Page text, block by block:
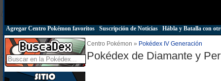
Agregar Centro Pokémon favoritos| Suscripción de Noticias| Hábla y Batalla con
Centro Pokémon » Pokédex IV Generación
Pokédex de Diamante y